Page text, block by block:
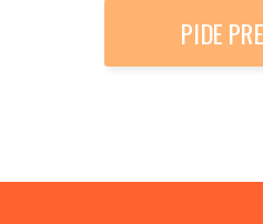
PIDE